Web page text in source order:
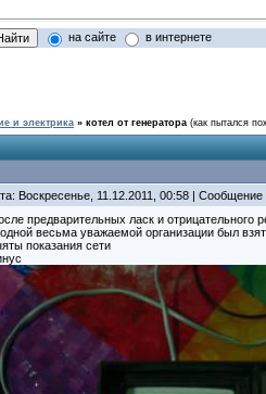
на сайте в интернете
и электрика » котел от генератора (как пытался
Воскресенье, 11.12.2011, 00:58 | Сообщение
предварительных ласк и отрицательного
весьма уважаемой организации был
показания сети